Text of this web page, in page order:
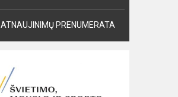
ATNAUJINIMŲ PRENUMERATA